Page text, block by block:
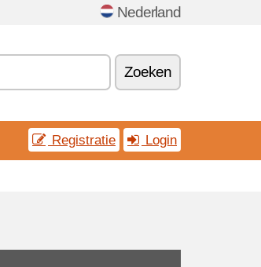
Nederland
Zoeken
Registratie Login